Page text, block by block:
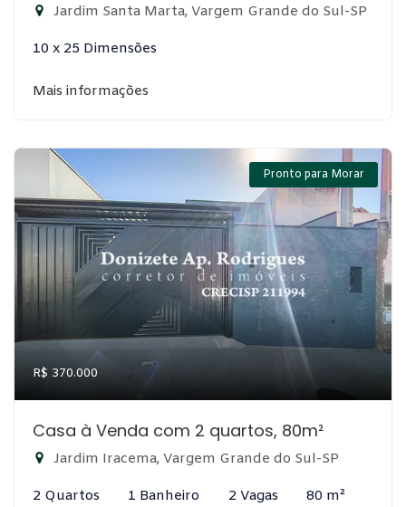
Jardim Santa Marta, Vargem Grande do Sul-SP
10 x 25 Dimensões
Mais informações
Pronto para Morar
R$ 370.000
Casa à Venda com 2 quartos, 80m²
Jardim Iracema, Vargem Grande do Sul-SP
2 Quartos 1 Banheiro 2 Vagas 80 m²